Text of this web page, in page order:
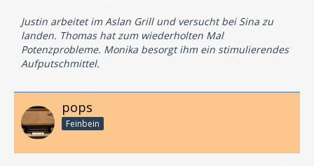
Justin arbeitet im Aslan Grill und versucht bei Sina zu
landen. Thomas hat zum wiederholten Mal
Potenzprobleme. Monika besorgt ihm ein stimulierendes
Aufputschmittel.
pops
Feinbein